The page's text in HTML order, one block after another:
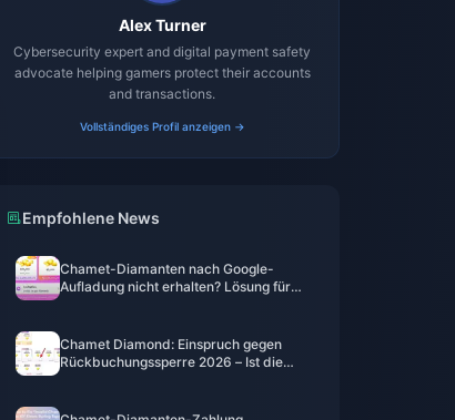
Alex Turner
Cybersecurity expert and digital payment safety
advocate helping gamers protect their accounts
and transactions.
Vollständiges Profil anzeigen →
Empfohlene News
Chamet-Diamanten nach Google-
Aufladung nicht erhalten? Lösung für
Chamet Diamond: Einspruch gegen
Rückbuchungssperre 2026 – Ist die